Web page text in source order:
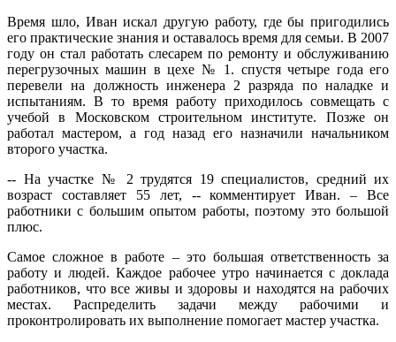
Время шло, Иван искал другую работу, где бы пригодились
его практические знания и оставалось время для семьи. В 2007
году он стал работать слесарем по ремонту и обслуживанию
перегрузочных машин в цехе № 1. спустя четыре года его
перевели на должность инженера 2 разряда по наладке и
испытаниям. В то время работу приходилось совмещать с
учебой в Московском строительном институте. Позже он
работал мастером, а год назад его назначили начальником
второго участка.
‑‑ На участке № 2 трудятся 19 специалистов, средний их
возраст составляет 55 лет, ‑‑ комментирует Иван. – Все
работники с большим опытом работы, поэтому это большой
плюс.
Самое сложное в работе – это большая ответственность за
работу и людей. Каждое рабочее утро начинается с доклада
работников, что все живы и здоровы и находятся на рабочих
местах. Распределить задачи между рабочими и
проконтролировать их выполнение помогает мастер участка.